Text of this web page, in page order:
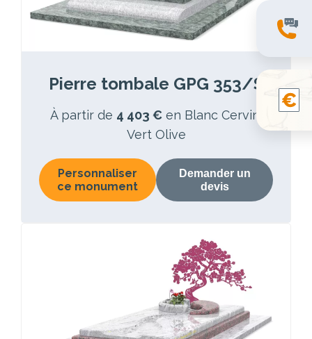
Pierre tombale GPG 353/S
À partir de 4 403 € en Blanc Cervin,
Vert Olive
Personnaliser
ce monument
Demander un
devis